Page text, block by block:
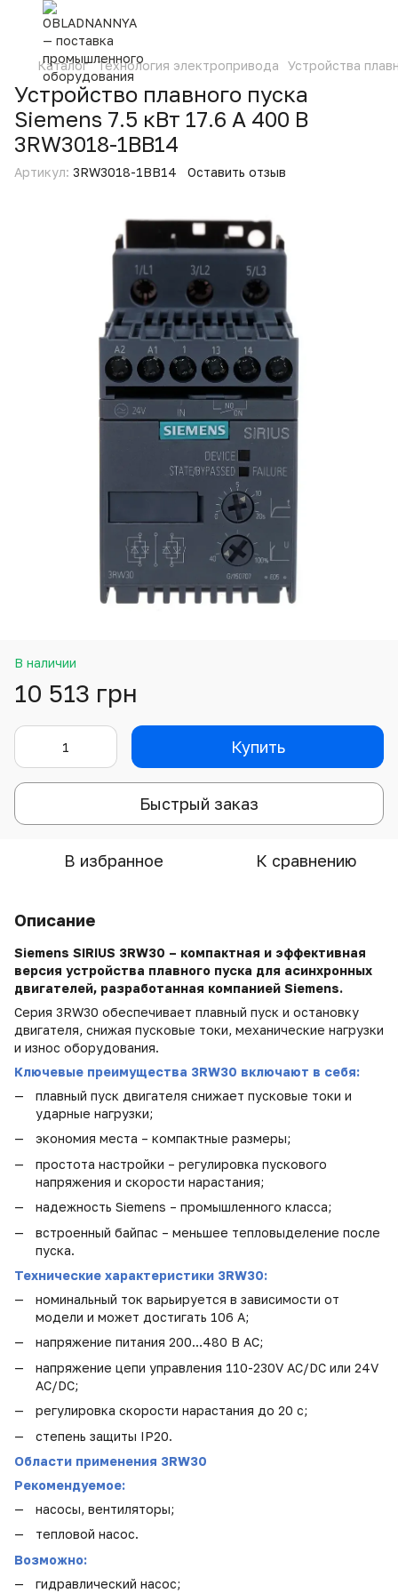
Каталог Технология электропривода Устройства
Устройство плавного пуска
Siemens 7.5 кВт 17.6 А 400 В
3RW3018-1BB14
Артикул: 3RW3018-1BB14 Оставить отзыв
В наличии
10 513 грн
Купить
Быстрый заказ
В избранное К сравнению
Описание
Siemens SIRIUS 3RW30 – компактная и эффективная
версия устройства плавного пуска для асинхронных
двигателей, разработанная компанией Siemens.
Серия 3RW30 обеспечивает плавный пуск и остановку
двигателя, снижая пусковые токи, механические нагрузки
и износ оборудования.
Ключевые преимущества 3RW30 включают в себя:
плавный пуск двигателя снижает пусковые токи и
ударные нагрузки;
экономия места – компактные размеры;
простота настройки – регулировка пускового
напряжения и скорости нарастания;
надежность Siemens – промышленного класса;
встроенный байпас – меньшее тепловыделение после
пуска.
Технические характеристики 3RW30:
номинальный ток варьируется в зависимости от
модели и может достигать 106 А;
напряжение питания 200…480 В AC;
напряжение цепи управления 110-230V AC/DC или 24V
AC/DC;
регулировка скорости нарастания до 20 с;
степень защиты IP20.
Области применения 3RW30
Рекомендуемое:
насосы, вентиляторы;
тепловой насос.
Возможно:
гидравлический насос;